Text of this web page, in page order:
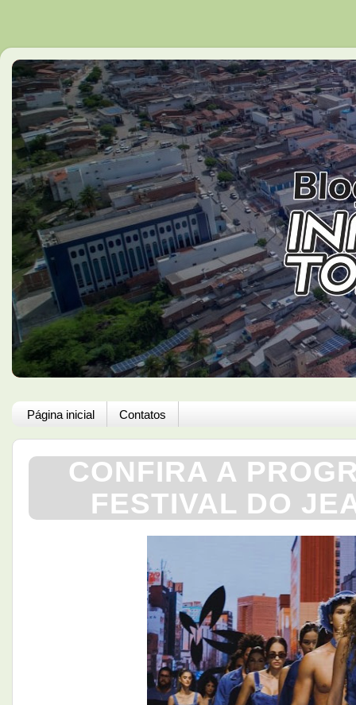
Página inicial Contatos
CONFIRA A
FESTIVAL DO